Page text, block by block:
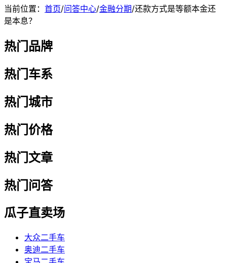
当前位置： 首页/问答中心/金融分期/还款方式是等额本金还
是本息？
热门品牌
热门车系
热门城市
热门价格
热门文章
热门问答
瓜子直卖场
大众二手车
奥迪二手车